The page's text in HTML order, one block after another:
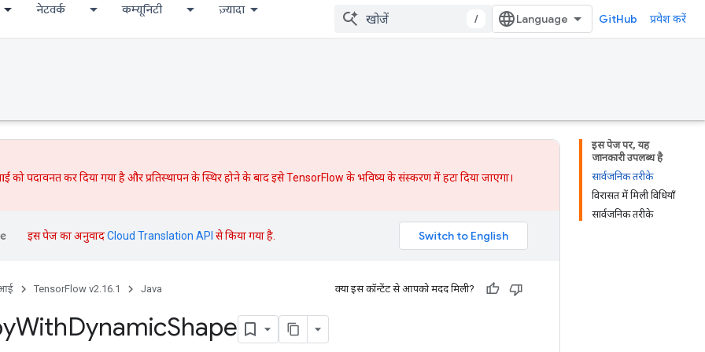
नेटवर्क कम्यूनिटी ज़्यादा
/ GitHub प्रवेश करें
इस पेज पर, यह
जानकारी उपलब्ध है
सार्वजनिक तरीके
विरासत में मिली विधियाँ
सार्वजनिक तरीके
को पदावनत कर दिया गया है औरप्रतिस्थापनके स्थिर होने के बाद इसे TensorFlow के भविष्य के संस्करण में हटा दिया जाएगा।
इस पेज का अनुवादCloud Translation API से किया गया है.
TensorFlow v2.16.1 Java क्या इस कॉन्टेंट से आपको मदद मिली?
WithDynamicShape